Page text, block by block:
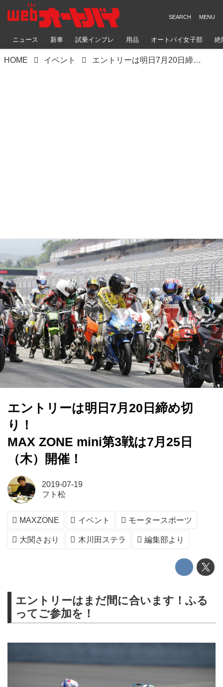
ニュース 新車 試乗インプレ 用品 オートバイ女子部 絶
HOME イベント エントリーは明日7月20日締め切り！ MAX ZONE mini第3戦は7月25日（木）開催！
エントリーは明日7月20日締め切
り！
MAX ZONE mini第3戦は7月25日
（木）開催！
2019-07-19
フト松
MAXZONE イベント モータースポーツ
大関さおり 木川田ステラ 編集部より
エントリーはまだ間に合います！ふる
ってご参加を！